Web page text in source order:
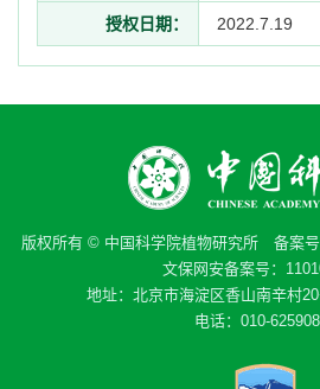
授权日期： 2022.7.19
版权所有 © 中国科学院植物研究所 备案号
文保网安备案号：
地址：北京市海淀区香山南辛村
电话：010-